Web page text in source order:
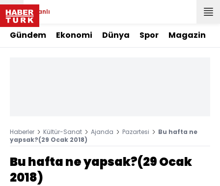
Canlı
Gündem Ekonomi Dünya Spor Magazin
Haberler Kültür-Sanat Ajanda Pazartesi
Bu hafta ne
yapsak?(29 Ocak 2018)
Bu hafta ne yapsak?(29 Ocak
2018)